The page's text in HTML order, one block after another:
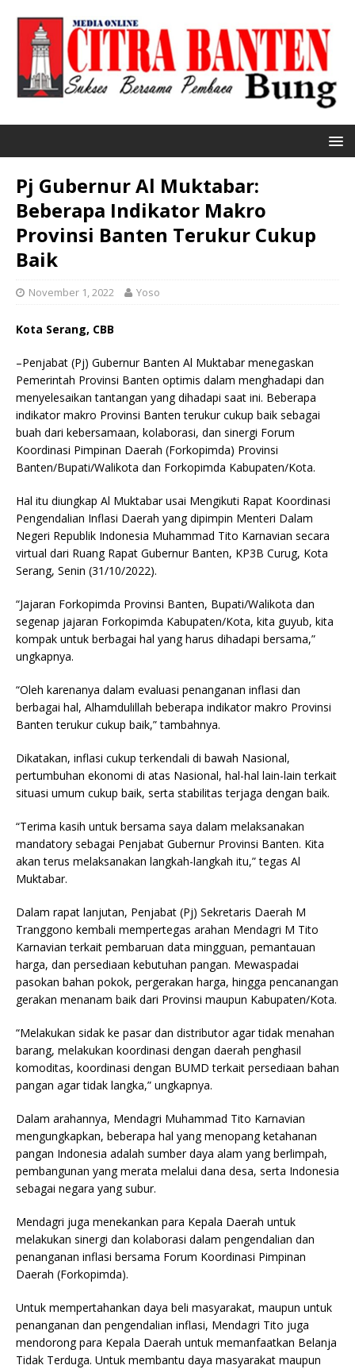
Pj Gubernur Al Muktabar:
Beberapa Indikator Makro
Provinsi Banten Terukur Cukup
Baik
November 1, 2022 Yoso
Kota Serang, CBB
–Penjabat (Pj) Gubernur Banten Al Muktabar menegaskan
Pemerintah Provinsi Banten optimis dalam menghadapi dan
menyelesaikan tantangan yang dihadapi saat ini. Beberapa
indikator makro Provinsi Banten terukur cukup baik sebagai
buah dari kebersamaan, kolaborasi, dan sinergi Forum
Koordinasi Pimpinan Daerah (Forkopimda) Provinsi
Banten/Bupati/Walikota dan Forkopimda Kabupaten/Kota.
Hal itu diungkap Al Muktabar usai Mengikuti Rapat Koordinasi
Pengendalian Inflasi Daerah yang dipimpin Menteri Dalam
Negeri Republik Indonesia Muhammad Tito Karnavian secara
virtual dari Ruang Rapat Gubernur Banten, KP3B Curug, Kota
Serang, Senin (31/10/2022).
“Jajaran Forkopimda Provinsi Banten, Bupati/Walikota dan
segenap jajaran Forkopimda Kabupaten/Kota, kita guyub, kita
kompak untuk berbagai hal yang harus dihadapi bersama,”
ungkapnya.
“Oleh karenanya dalam evaluasi penanganan inflasi dan
berbagai hal, Alhamdulillah beberapa indikator makro Provinsi
Banten terukur cukup baik,” tambahnya.
Dikatakan, inflasi cukup terkendali di bawah Nasional,
pertumbuhan ekonomi di atas Nasional, hal-hal lain-lain terkait
situasi umum cukup baik, serta stabilitas terjaga dengan baik.
“Terima kasih untuk bersama saya dalam melaksanakan
mandatory sebagai Penjabat Gubernur Provinsi Banten. Kita
akan terus melaksanakan langkah-langkah itu,” tegas Al
Muktabar.
Dalam rapat lanjutan, Penjabat (Pj) Sekretaris Daerah M
Tranggono kembali mempertegas arahan Mendagri M Tito
Karnavian terkait pembaruan data mingguan, pemantauan
harga, dan persediaan kebutuhan pangan. Mewaspadai
pasokan bahan pokok, pergerakan harga, hingga pencanangan
gerakan menanam baik dari Provinsi maupun Kabupaten/Kota.
“Melakukan sidak ke pasar dan distributor agar tidak menahan
barang, melakukan koordinasi dengan daerah penghasil
komoditas, koordinasi dengan BUMD terkait persediaan bahan
pangan agar tidak langka,” ungkapnya.
Dalam arahannya, Mendagri Muhammad Tito Karnavian
mengungkapkan, beberapa hal yang menopang ketahanan
pangan Indonesia adalah sumber daya alam yang berlimpah,
pembangunan yang merata melalui dana desa, serta Indonesia
sebagai negara yang subur.
Mendagri juga menekankan para Kepala Daerah untuk
melakukan sinergi dan kolaborasi dalam pengendalian dan
penanganan inflasi bersama Forum Koordinasi Pimpinan
Daerah (Forkopimda).
Untuk mempertahankan daya beli masyarakat, maupun untuk
penanganan dan pengendalian inflasi, Mendagri Tito juga
mendorong para Kepala Daerah untuk memanfaatkan Belanja
Tidak Terduga. Untuk membantu daya masyarakat maupun